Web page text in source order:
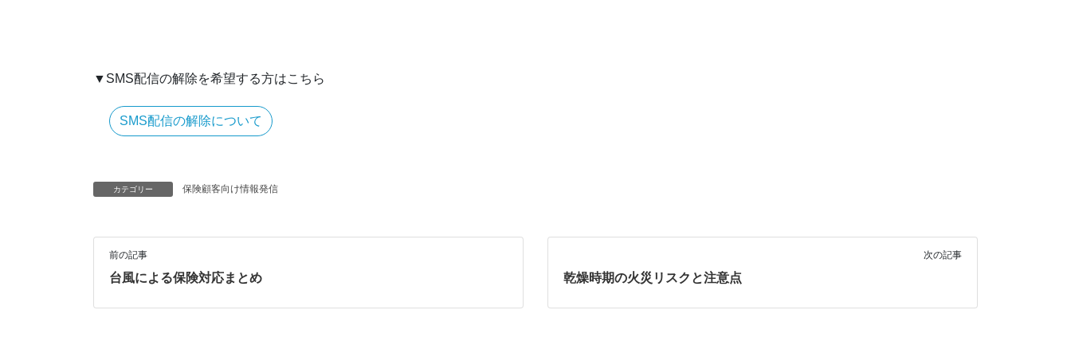
▼SMS配信の解除を希望する方はこちら
SMS配信の解除について
カテゴリー 保険顧客向け情報発信
前の記事
台風による保険対応まとめ
次の記事
乾燥時期の火災リスクと注意点